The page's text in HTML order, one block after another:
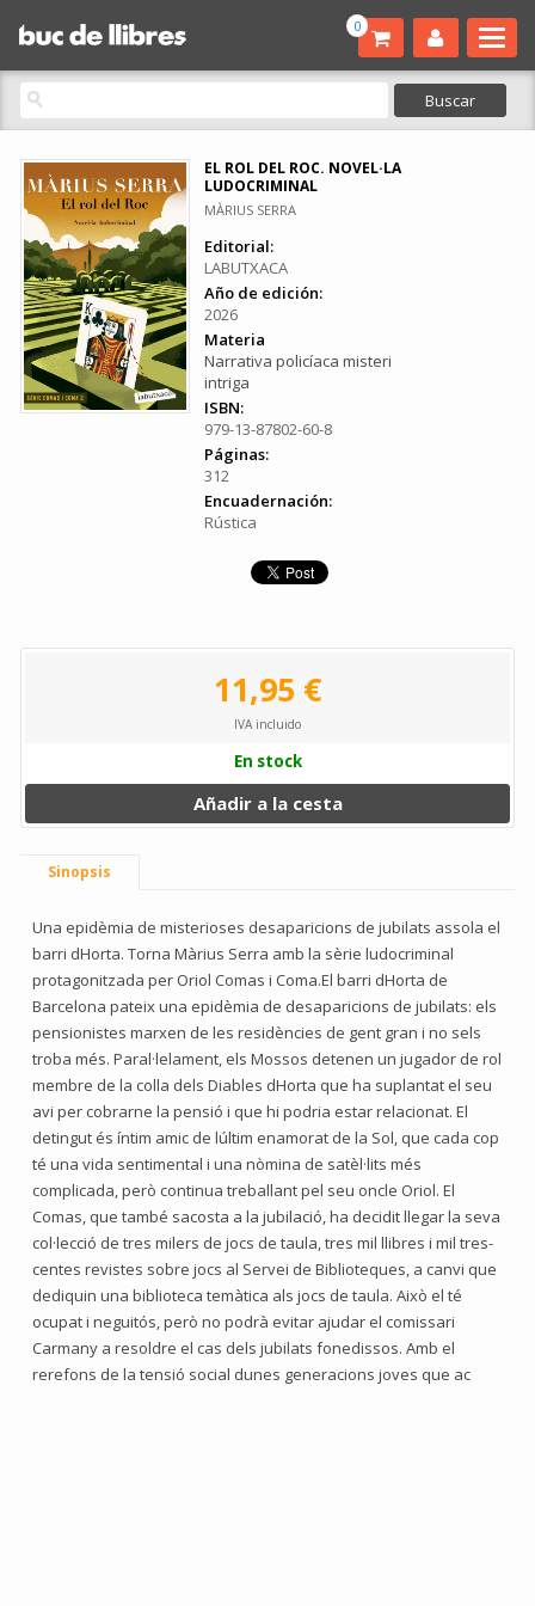
0
EL ROL DEL ROC. NOVEL·LA
LUDOCRIMINAL
MÀRIUS SERRA
Editorial:
LABUTXACA
Año de edición:
2026
Materia
Narrativa policíaca misteri
intriga
ISBN:
979-13-87802-60-8
Páginas:
312
Encuadernación:
Rústica
11,95 €
IVA incluido
En stock
Añadir a la cesta
Sinopsis
Una epidèmia de misterioses desaparicions de jubilats assola el
barri dHorta. Torna Màrius Serra amb la sèrie ludocriminal
protagonitzada per Oriol Comas i Coma.El barri dHorta de
Barcelona pateix una epidèmia de desaparicions de jubilats: els
pensionistes marxen de les residències de gent gran i no sels
troba més. Paral·lelament, els Mossos detenen un jugador de rol
membre de la colla dels Diables dHorta que ha suplantat el seu
avi per cobrarne la pensió i que hi podria estar relacionat. El
detingut és íntim amic de lúltim enamorat de la Sol, que cada cop
té una vida sentimental i una nòmina de satèl·lits més
complicada, però continua treballant pel seu oncle Oriol. El
Comas, que també sacosta a la jubilació, ha decidit llegar la seva
col·lecció de tres milers de jocs de taula, tres mil llibres i mil tres-
centes revistes sobre jocs al Servei de Biblioteques, a canvi que
dediquin una biblioteca temàtica als jocs de taula. Això el té
ocupat i neguitós, però no podrà evitar ajudar el comissari
Carmany a resoldre el cas dels jubilats fonedissos. Amb el
rerefons de la tensió social dunes generacions joves que ac